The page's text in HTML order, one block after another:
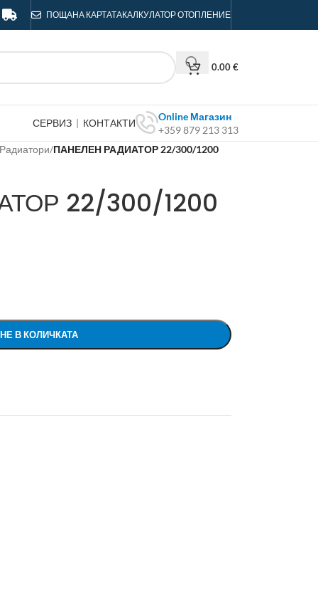
ПОЩАНА КАРТАТАКАЛКУЛАТОР ОТОПЛЕНИЕ
0.00€
СЕРВИЗ | КОНТАКТИ
Online Магазин
+359 879 213 313
/ПАНЕЛЕН РАДИАТОР 22/300/1200
22/300/1200
В КОЛИЧКАТА